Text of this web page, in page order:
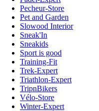
Pecheur-Store
Pet and Garden
Slowood Interior
Sneak'In
Sneakids
Sport is good
Training-Fit
Trek-Expert
Triathlon-Expert
TripnBikers
Vélo-Store
Winter-Expert